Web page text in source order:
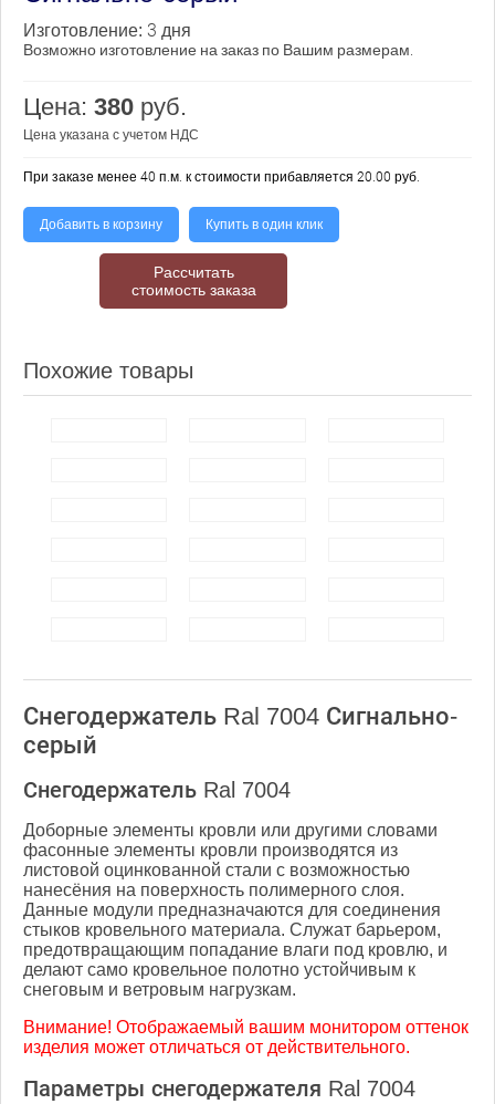
Изготовление: 3 дня
Возможно изготовление на заказ по Вашим размерам.
Цена: 380 руб.
Цена указана с учетом НДС
При заказе менее 40 п.м. к стоимости прибавляется 20.00 руб.
Добавить в корзину Купить в один клик
Рассчитать
стоимость заказа
Похожие товары
Снегодержатель Ral 7004 Сигнально-
серый
Снегодержатель Ral 7004
Доборные элементы кровли или другими словами
фасонные элементы кровли производятся из
листовой оцинкованной стали с возможностью
нанесёния на поверхность полимерного слоя.
Данные модули предназначаются для соединения
стыков кровельного материала. Служат барьером,
предотвращающим попадание влаги под кровлю, и
делают само кровельное полотно устойчивым к
снеговым и ветровым нагрузкам.
Внимание! Отображаемый вашим монитором оттенок
изделия может отличаться от действительного.
Параметры снегодержателя Ral 7004